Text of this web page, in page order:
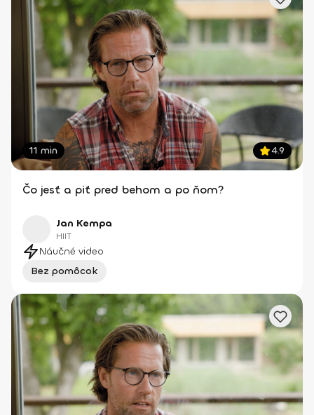
11 min 4.9
Čo jesť a piť pred behom a po ňom?
Jan Kempa
HIIT
Náučné video
Bez pomôcok